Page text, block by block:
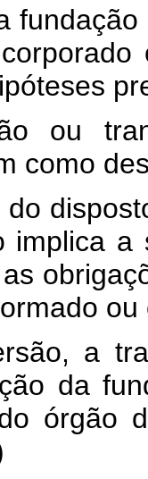
ou
como
do
implica a
ou
a
da
órgão